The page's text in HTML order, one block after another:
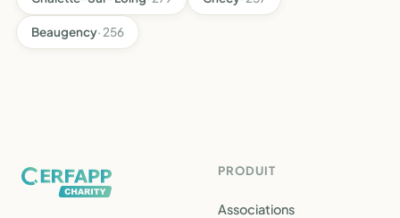
Beaugency· 256
PRODUIT
Associations